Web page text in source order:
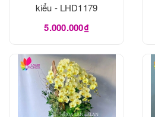
kiểu - LHD1179
5.000.000₫